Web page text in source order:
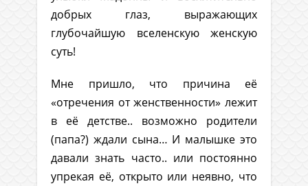
добрых глаз, выражающих
глубочайшую вселенскую женскую
суть!
Мне пришло, что причина её
«отречения от женственности» лежит
в её детстве.. возможно родители
(папа?) ждали сына… И малышке это
давали знать часто.. или постоянно
упрекая её, открыто или неявно, что